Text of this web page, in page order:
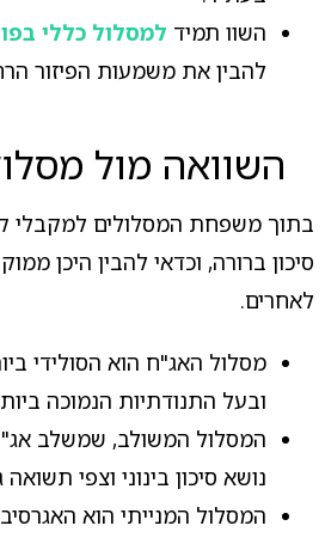
השוו תמיד למסלול כללי
להבין את משמעות הפיזור
השוואה מול
בתוך משפחת המסלולים למקבלי
סיכון ברורה, וכדאי להבין היכן
לאחרים.
מסלול האג"ח הוא הסולידי
ובעל התנודתיות הנמוכה
נושא סיכון בינוני וצפי
המסלול המנייתי הוא